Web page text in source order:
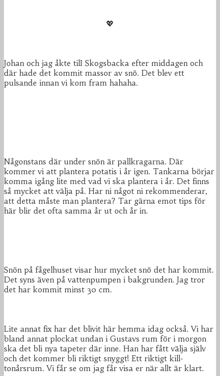
💖
Johan och jag åkte tilI Skogsbacka efter middagen och
där hade det kommit massor av snö. Det blev ett
pulsande innan vi kom fram hahaha.
Någonstans där under snön är pallkragarna. Där
kommer vi att plantera potatis i år igen. Tankarna börjar
komma igång lite med vad vi ska plantera i år. Det finns
så mycket att välja på. Har ni något ni rekommenderar,
att detta måste man plantera? Tar gärna emot tips för
här blir det ofta samma år ut och år in.
Snön på fågelhuset visar hur mycket snö det har kommit.
Det syns även på vattenpumpen i bakgrunden. Jag tror
det har kommit minst 30 cm.
Lite annat fix har det blivit här hemma idag också. Vi har
bland annat plockat undan i Gustavs rum för i morgon
ska det bli nya tapeter där inne. Han har fått välja själv
och det kommer bli riktigt snyggt! Ett riktigt kill-
tonårsrum. Vi får se om jag får visa er när allt är klart.